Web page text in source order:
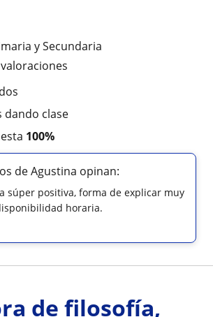
y Secundaria
dando clase
100%
de Agustina opinan:
súper positiva, forma de explicar muy
horaria.
de filosofía,